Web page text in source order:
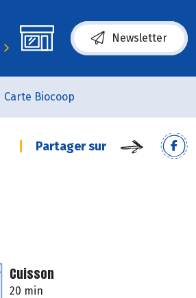
Newsletter
Carte Biocoop
Partager sur
Cuisson
20 min